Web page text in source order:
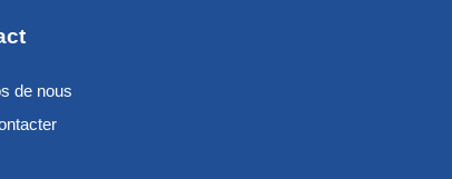
de nous